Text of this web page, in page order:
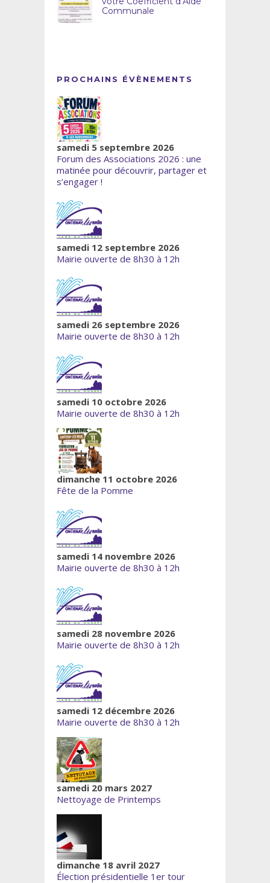
Communale
PROCHAINS ÉVÈNEMENTS
samedi 5 septembre 2026
Forum des Associations 2026 : une
matinée pour découvrir, partager et
s’engager !
samedi 12 septembre 2026
Mairie ouverte de 8h30 à 12h
samedi 26 septembre 2026
Mairie ouverte de 8h30 à 12h
samedi 10 octobre 2026
Mairie ouverte de 8h30 à 12h
dimanche 11 octobre 2026
Fête de la Pomme
samedi 14 novembre 2026
Mairie ouverte de 8h30 à 12h
samedi 28 novembre 2026
Mairie ouverte de 8h30 à 12h
samedi 12 décembre 2026
Mairie ouverte de 8h30 à 12h
samedi 20 mars 2027
Nettoyage de Printemps
dimanche 18 avril 2027
Élection présidentielle 1er tour